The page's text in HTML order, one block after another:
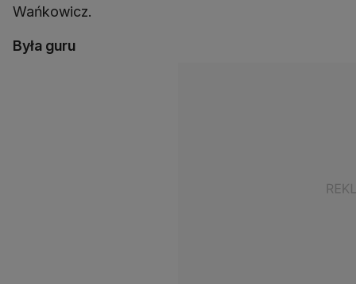
Wańkowicz.
Była guru